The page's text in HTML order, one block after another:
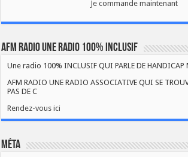
Je commande maintenant
AFM RADIO UNE RADIO 100% INCLUSIF
Une radio 100% INCLUSIF QUI PARLE DE HANDICAP
AFM RADIO UNE RADIO ASSOCIATIVE QUI SE
PAS DE C
Rendez-vous ici
Méta